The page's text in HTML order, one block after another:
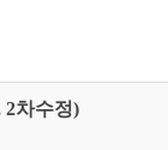
2차수정)